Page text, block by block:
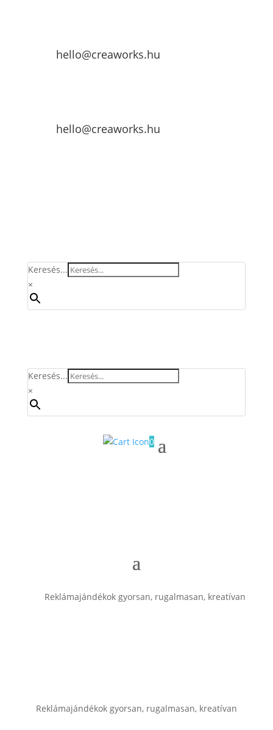
hello@creaworks.hu
hello@creaworks.hu
Keresés...
×
Keresés...
×
0
Reklámajándékok gyorsan, rugalmasan, kreatívan
Reklámajándékok gyorsan, rugalmasan, kreatívan